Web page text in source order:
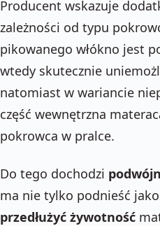
Producent wskazuje
zależności od typu
pikowanego włókno jest
wtedy skutecznie
natomiast w wariancie
część wewnętrzna
pokrowca w pralce.
Do tego dochodzi
ma nie tylko podnieść
przedłużyć żywotność